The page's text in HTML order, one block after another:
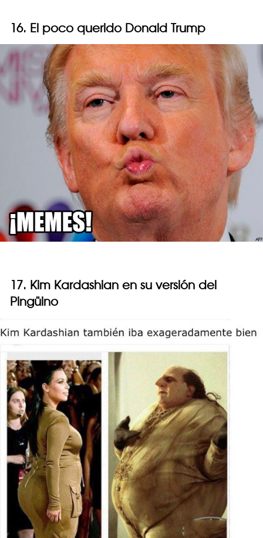
16. El poco querido Donald Trump
17. Kim Kardashian en su versión del
Pingüino